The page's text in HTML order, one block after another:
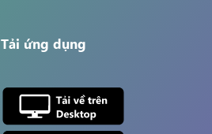
Tải ứng dụng